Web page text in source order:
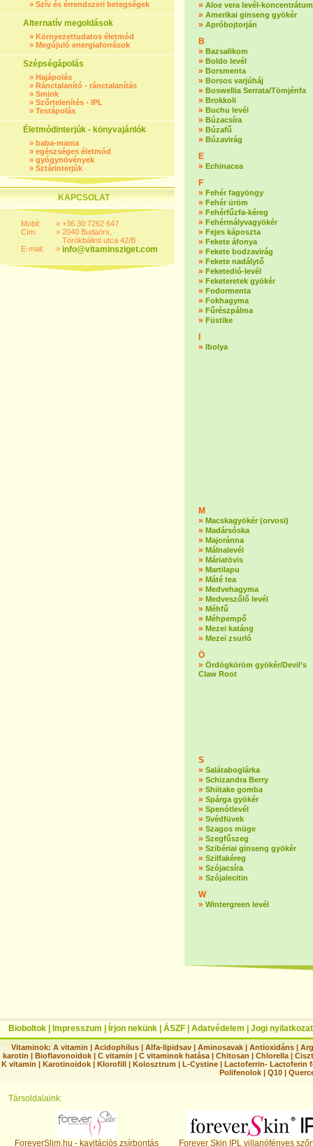
» Szív és érrendszeri betegségek
Alternatív megoldások
» Környezettudatos életmód
» Megújuló energiaforrások
Szépségápolás
» Hajápolás
» Ránctalanító - ránctalanítás
» Smink
» Szőrtelenítés - IPL
» Testápolás
Életmódinterjúk - könyvajánlók
» baba-mama
» egészséges életmód
» gyógynövények
» Sztárinterjúk
KAPCSOLAT
Mobil:
Cím:
E-mail:
»
»
»
+36 30 7262 647
2040 Budaörs,
Törökbálinti utca 42/B
info@vitaminsziget.com
» Aloe vera levél-koncentrátum
» Amerikai ginseng gyökér
» Apróbojtorján
B
» Bazsalikom
» Boldo levél
» Borsmenta
» Borsos varjúháj
» Boswellia Serrata/Tömjénfa
» Brokkoli
» Buchu levél
» Búzacsíra
» Búzafű
» Búzavirág
E
» Echinacea
F
» Fehér fagyöngy
» Fehér üröm
» Fehérfűzfa-kéreg
» Fehérmályvagyökér
» Fejes káposzta
» Fekete áfonya
» Fekete bodzavirág
» Fekete nadálytő
» Feketedió-levél
» Feketeretek gyökér
» Fodormenta
» Fokhagyma
» Fűrészpálma
» Füstike
» Ibolya
M
» Macskagyökér (orvosi)
» Madársóska
» Majoránna
» Málnalevél
» Máriatövis
» Martilapu
» Máté tea
» Medvehagyma
» Medveszőlő levél
» Méhfű
» Méhpempő
» Mezei katáng
» Mezei zsurló
Ö
» Ördögköröm gyökér/Devil’s
Claw Root
S
» Salátaboglárka
» Schizandra Berry
» Shiitake gomba
» Spárga gyökér
» Spenótlevél
» Svédfüvek
» Szagos müge
» Szegfűszeg
» Szibériai ginseng gyökér
» Szilfakéreg
» Szójacsíra
» Szójalecitin
W
» Wintergreen levél
Bioboltok Impresszum Írjon nekünk ÁSZF Adatvédelem Jogi nyilatkozat
Vitaminok: A vitamin |Acidophilus |Alfa-lipidsav |Aminosavak |Antioxidáns |
karotin | Bioflavonoidok | C vitamin | C vitaminok hatása | Chitosan | Chlorella |
K vitamin | Karotinoidok | Klorofill | Kolosztrum | L-Cystine | Lactoferrin- Lactoferin
Polifenolok |Q10 |
Társoldalaink:
ForeverSlim.hu - kavitációs zsírbontás Forever Skin IPL villanófényes